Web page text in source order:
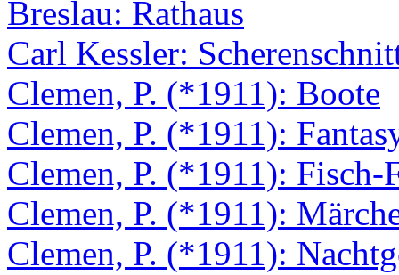
Breslau: Rathaus
Carl Kessler:
Clemen, P. (*1911): Boote
Clemen, P. (*1911):
Clemen, P. (*1911): Fisch-
Clemen, P. (*1911):
Clemen, P. (*1911):